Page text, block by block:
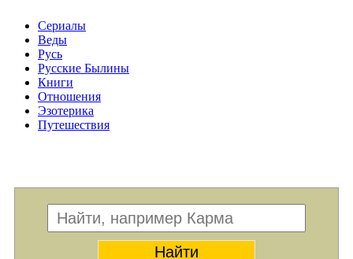
Сериалы
Веды
Русь
Русские Былины
Книги
Отношения
Эзотерика
Путешествия